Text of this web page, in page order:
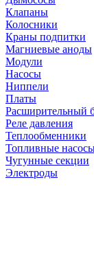
Клапаны
Колосники
Краны подпитки
Магниевые аноды
Модули
Насосы
Ниппели
Платы
Расширительный
Реле давления
Теплообменники
Топливные
Чугунные секции
Электроды